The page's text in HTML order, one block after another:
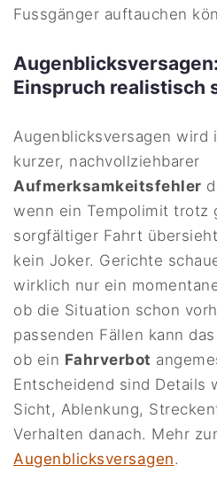
Fussgänger auftauchen
Einspruch realistisch
Augenblicksversagen wird
kurzer, nachvollziehbarer
Aufmerksamkeitsfehler
wenn ein Tempolimit trotz
sorgfältiger Fahrt
kein Joker. Gerichte
wirklich nur ein
ob die Situation schon
passenden Fällen kann
ob ein Fahrverbot
Entscheidend sind Details
Sicht, Ablenkung,
Verhalten danach. Mehr
Augenblicksversagen.